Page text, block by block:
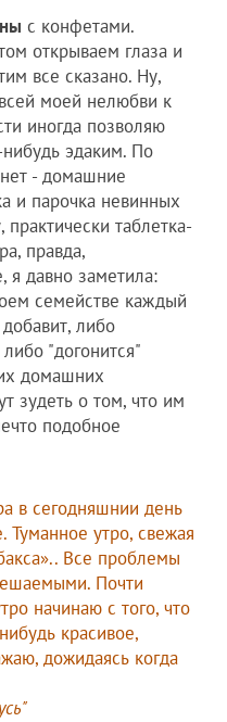
с конфетами.
открываем глаза и
все сказано. Ну,
моей нелюбви к
иногда позволяю
эдаким. По
нет - домашние
и парочка невинных
таблетка-
правда,
я давно заметила:
семействе каждый
либо
"догонится"
домашних
зудеть о том, что им
подобное
в сегодняшнии день
Туманное утро, свежая
Все проблемы
Почти
начинаю с того, что
красивое,
дожидаясь когда